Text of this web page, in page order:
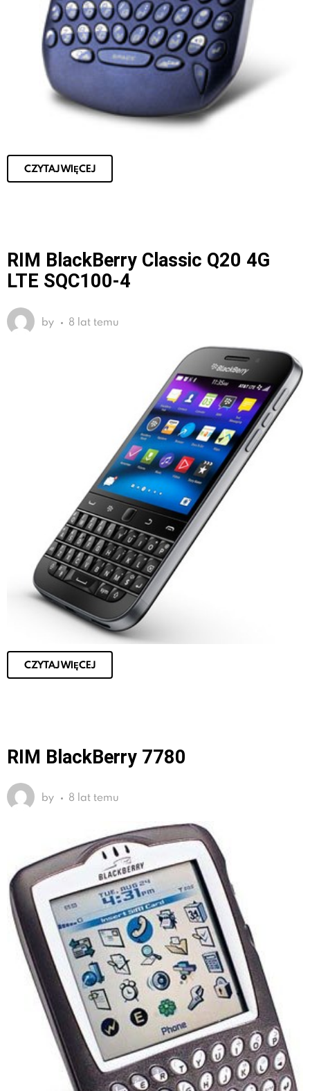
CZYTAJ WIĘCEJ
RIM BlackBerry Classic Q20 4G
LTE SQC100-4
by 8 lat temu
CZYTAJ WIĘCEJ
RIM BlackBerry 7780
by 8 lat temu